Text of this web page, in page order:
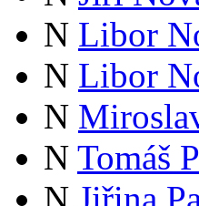
N Libor
N Libor
N
N Tomáš
N Jiřina